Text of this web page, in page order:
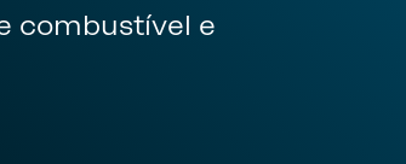
combustível e